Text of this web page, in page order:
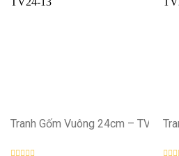
Tranh Gốm Vuông 24cm – TV24-13